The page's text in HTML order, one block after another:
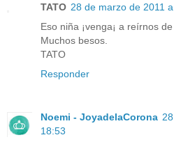
TATO 28 de marzo de 2011
Eso niña ¡venga¡ a reírnos
Muchos besos.
TATO
Responder
Noemi - JoyadelaCorona
18:53